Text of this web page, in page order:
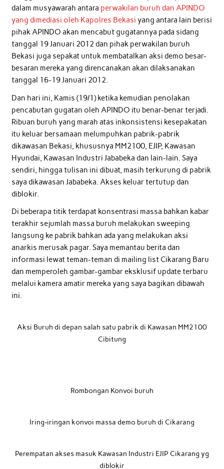
dalam musyawarah antara perwakilan buruh dan APINDO
yang dimediasi oleh Kapolres Bekasi yang antara lain berisi
pihak APINDO akan mencabut gugatannya pada sidang
tanggal 19 Januari 2012 dan pihak perwakilan buruh
Bekasi juga sepakat untuk membatalkan aksi demo besar-
besaran mereka yang direncanakan akan dilaksanakan
tanggal 16-19 Januari 2012.
Dan hari ini, Kamis (19/1) ketika kemudian penolakan
pencabutan gugatan oleh APINDO itu benar-benar terjadi.
Ribuan buruh yang marah atas inkonsistensi kesepakatan
itu keluar bersamaan melumpuhkan pabrik-pabrik
dikawasan Bekasi, khususnya MM2100, EJIP, Kawasan
Hyundai, Kawasan Industri Jababeka dan lain-lain. Saya
sendiri, hingga tulisan ini dibuat, masih terkurung di pabrik
saya dikawasan Jababeka. Akses keluar tertutup dan
diblokir.
Di beberapa titik terdapat konsentrasi massa bahkan kabar
terakhir sejumlah massa buruh melakukan sweeping
langsung ke pabrik bahkan ada yang melakukan aksi
anarkis merusak pagar. Saya memantau berita dan
informasi lewat teman-teman di mailing list Cikarang Baru
dan memperoleh gambar-gambar eksklusif update terbaru
melalui kamera amatir mereka yang saya bagikan dibawah
ini.
Aksi Buruh di depan salah satu pabrik di Kawasan MM2100
Cibitung
Rombongan Konvoi buruh
Iring-iringan konvoi massa demo buruh di Cikarang
Perempatan akses masuk Kawasan Industri EJIP Cikarang yg
diblokir